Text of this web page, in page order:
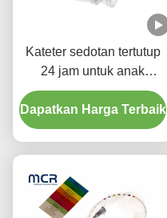
Kateter sedotan tertutup
24 jam untuk anak
dengan tiga konektor Y-
piece
Dapatkan Harga Terbaik